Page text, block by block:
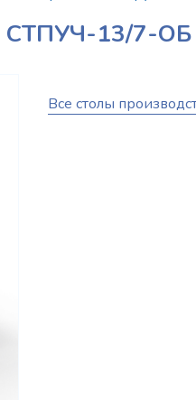
13/7-ОБ
Все столы